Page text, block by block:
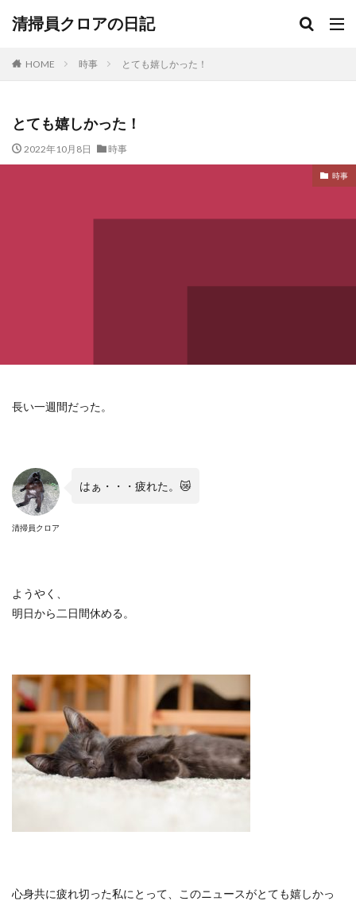
清掃員クロアの日記
HOME 時事 とても嬉しかった！
とても嬉しかった！
2022年10月8日 時事
時事
長い一週間だった。
清掃員クロア
はぁ・・・疲れた。 😿
ようやく、
明日から二日間休める。
心身共に疲れ切った私にとって、このニュースがとても嬉しかっ